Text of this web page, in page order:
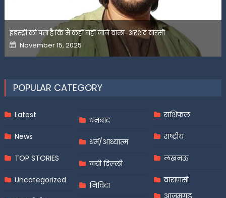
इंडस्ट्री को पता है कि मैं कहीं नहीं जाने वाला-अरशद वारसी
Posted
on
November 15, 2025
POPULAR CATEGORY
Latest
News
TOP STORIES
Uncategorized
धनबाद
धर्म/आध्यात्म
नयी दिल्ली
निविदा
राशिफल
राष्ट्रीय
लखनऊ
वाराणसी